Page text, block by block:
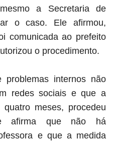
a Secretaria de
o caso. Ele afirmou,
comunicada ao prefeito
o procedimento.
internos não
redes sociais e que a
meses, procedeu
afirma que não há
e que a medida